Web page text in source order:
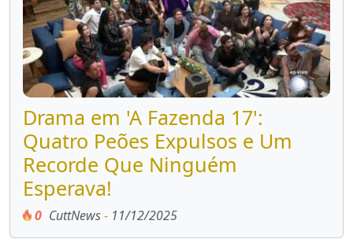
Drama em 'A Fazenda 17':
Quatro Peões Expulsos e Um
Recorde Que Ninguém
Esperava!
0 CuttNews- 11/12/2025